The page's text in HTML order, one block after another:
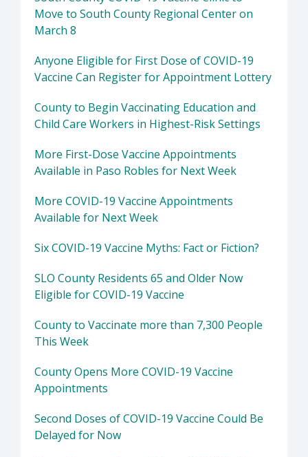
Move to South County Regional Center on
March 8
Anyone Eligible for First Dose of COVID-19
Vaccine Can Register for Appointment Lottery
County to Begin Vaccinating Education and
Child Care Workers in Highest-Risk Settings
More First-Dose Vaccine Appointments
Available in Paso Robles for Next Week
More COVID-19 Vaccine Appointments
Available for Next Week
Six COVID-19 Vaccine Myths: Fact or Fiction?
SLO County Residents 65 and Older Now
Eligible for COVID-19 Vaccine
County to Vaccinate more than 7,300 People
This Week
County Opens More COVID-19 Vaccine
Appointments
Second Doses of COVID-19 Vaccine Could Be
Delayed for Now